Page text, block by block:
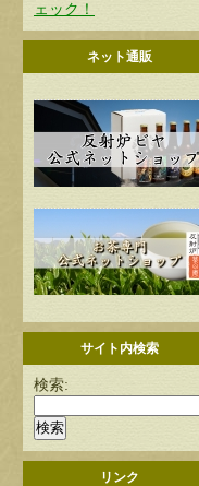
ェック！
ネット通販
サイト内検索
検索:
リンク